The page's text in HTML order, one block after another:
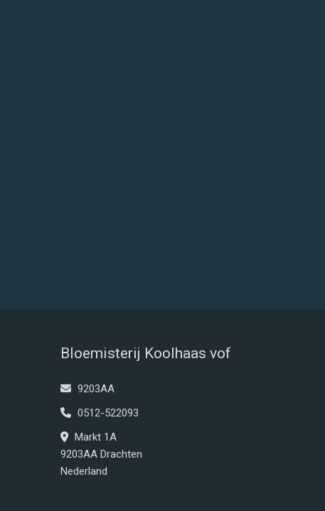
Bloemisterij Koolhaas vof
9203AA
0512-522093
Markt 1A
9203AA Drachten
Nederland